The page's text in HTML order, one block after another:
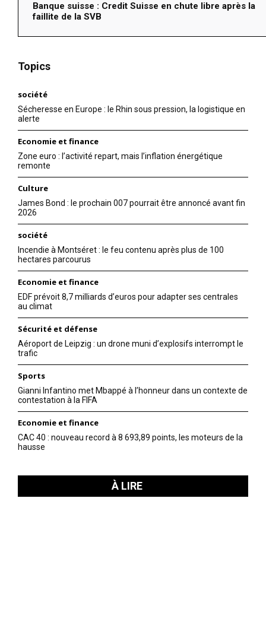
Banque suisse : Credit Suisse en chute libre après la
faillite de la SVB
Topics
société
Sécheresse en Europe : le Rhin sous pression, la logistique en
alerte
Economie et finance
Zone euro : l’activité repart, mais l’inflation énergétique
remonte
Culture
James Bond : le prochain 007 pourrait être annoncé avant fin
2026
société
Incendie à Montséret : le feu contenu après plus de 100
hectares parcourus
Economie et finance
EDF prévoit 8,7 milliards d’euros pour adapter ses centrales
au climat
Sécurité et défense
Aéroport de Leipzig : un drone muni d’explosifs interrompt le
trafic
Sports
Gianni Infantino met Mbappé à l’honneur dans un contexte de
contestation à la FIFA
Economie et finance
CAC 40 : nouveau record à 8 693,89 points, les moteurs de la
hausse
À LIRE